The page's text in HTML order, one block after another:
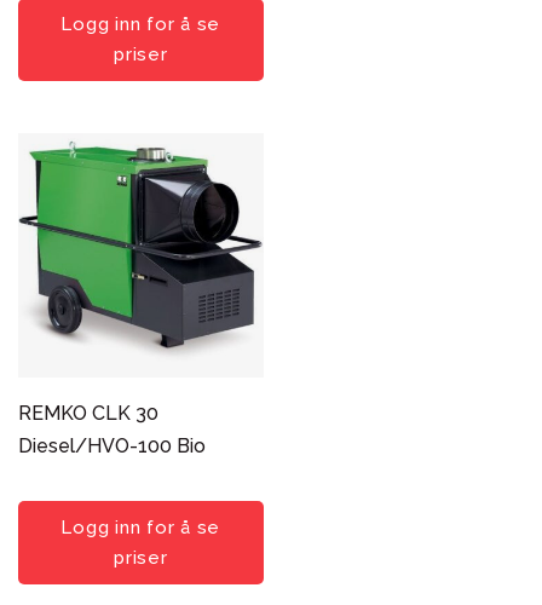
Diesel / Bio-diesel HVO-100
Naturgass
Propan varmeovn
Sortering
Popularitet
Nyeste først
Pris: lav til høy
Pris: høy til lav
Søk i utvalg
Logg inn for å se
priser
REMKO CLK 30
Diesel/HVO-100 Bio
Logg inn for å se
priser